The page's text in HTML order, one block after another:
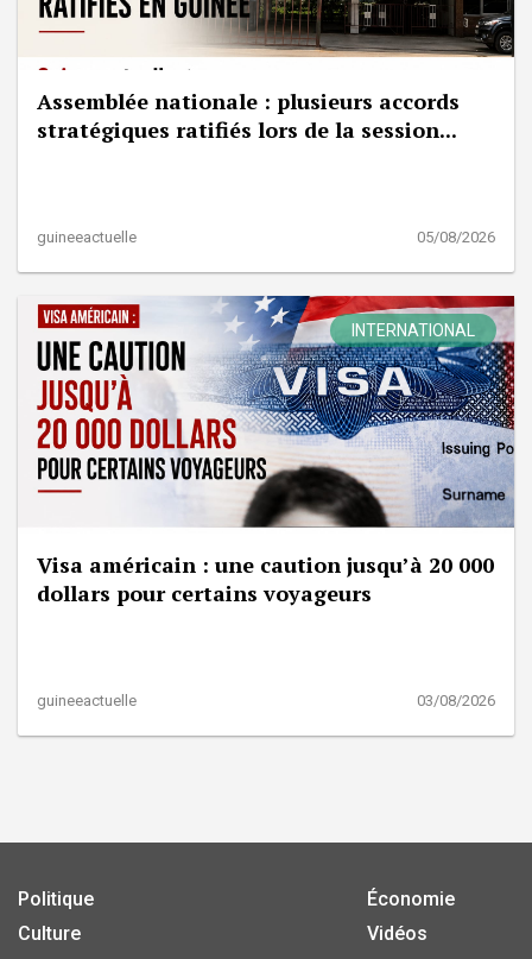
Assemblée nationale : plusieurs accords
stratégiques ratifiés lors de la session...
guineeactuelle 05/08/2026
INTERNATIONAL
Visa américain : une caution jusqu’à 20 000
dollars pour certains voyageurs
guineeactuelle 03/08/2026
Politique
Culture
Économie
Vidéos